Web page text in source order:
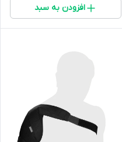
افزودن به سبد